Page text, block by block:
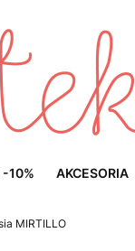
-10% AKCESORIA
MIRTILLO